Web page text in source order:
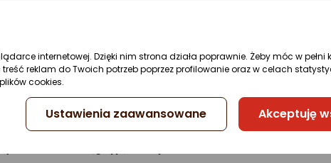
paskami)
ściągnij ją z całej walizki.
internetowej. Dzięki nim strona działa poprawnie. Żeby móc w pełni
reklam do Twoich potrzeb poprzez profilowanie oraz w celach
cookies.
Ustawienia zaawansowane Akceptuję